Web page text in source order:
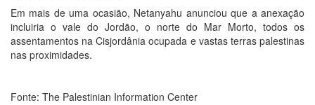
Em mais de uma ocasião, Netanyahu anunciou que a anexação
incluiria o vale do Jordão, o norte do Mar Morto, todos os
assentamentos na Cisjordânia ocupada e vastas terras palestinas
nas proximidades.
Fonte: The Palestinian Information Center